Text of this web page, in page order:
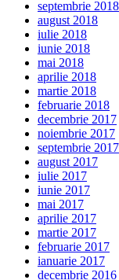
septembrie 2018
august 2018
iulie 2018
iunie 2018
mai 2018
aprilie 2018
martie 2018
februarie 2018
decembrie 2017
noiembrie 2017
septembrie 2017
august 2017
iulie 2017
iunie 2017
mai 2017
aprilie 2017
martie 2017
februarie 2017
ianuarie 2017
decembrie 2016